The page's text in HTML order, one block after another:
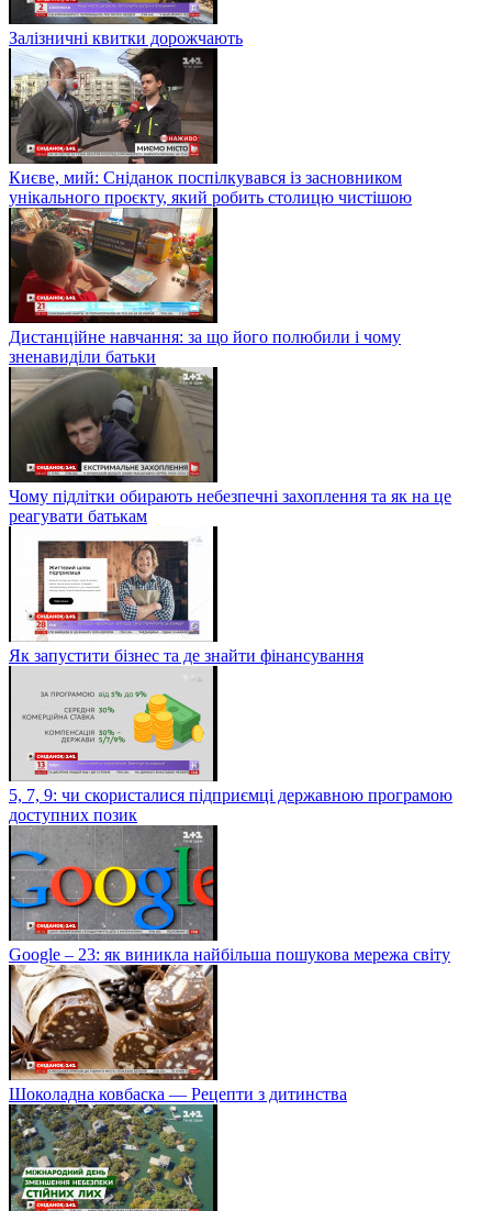
Залізничні квитки дорожчають
Києве, мий: Сніданок поспілкувався із засновником
унікального проєкту, який робить столицю чистішою
Дистанційне навчання: за що його полюбили і чому
зненавиділи батьки
Чому підлітки обирають небезпечні захоплення та як на це
реагувати батькам
Як запустити бізнес та де знайти фінансування
5, 7, 9: чи скористалися підприємці державною програмою
доступних позик
Google – 23: як виникла найбільша пошукова мережа світу
Шоколадна ковбаска — Рецепти з дитинства